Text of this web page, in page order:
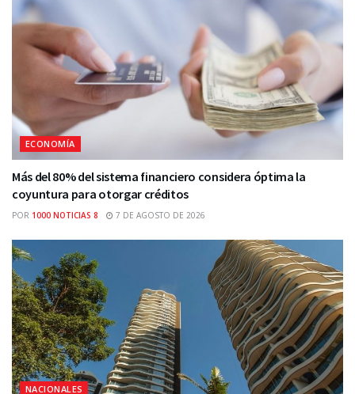
ECONOMÍA
Más del 80% del sistema financiero considera óptima la
coyuntura para otorgar créditos
POR 1000 NOTICIAS 8 7 DE AGOSTO DE 2026
NACIONALES